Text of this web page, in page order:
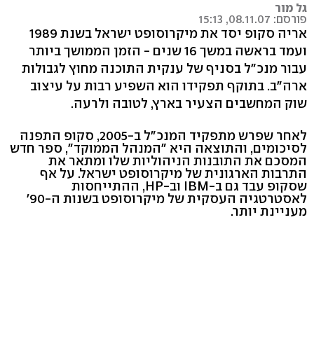
גל מור
פורסם: 08.11.07, 15:13
אריה סקופ יסד את מיקרוסופט ישראל בשנת 1989
ועמד בראשה במשך 16 שנים - הזמן הממושך ביותר
עבור מנכ"ל בסניף של ענקית התוכנה מחוץ לגבולות
ארה"ב. בתוקף תפקידו הוא השפיע רבות על עיצוב
שוק המחשבים הצעיר בארץ, לטובה ולרעה.
לאחר שפרש מתפקיד המנכ"ל ב-2005, סקופ התפנה
לסיכומים, והתוצאה היא "המנהל הממוקד", ספר חדש
המסכם את התובנות הניהוליות שלו ומתאר את
התרבות הארגונית של מיקרוסופט ישראל. על אף
שסקופ עבד גם ב-IBM וב-HP, ההתייחסות
לאסטרטגיה העסקית של מיקרוסופט בשנות ה-90'
מעניינת יותר.